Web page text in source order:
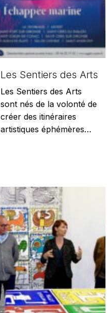
Les Sentiers des Arts
Les Sentiers des Arts
sont nés de la volonté de
créer des itinéraires
artistiques éphémères…